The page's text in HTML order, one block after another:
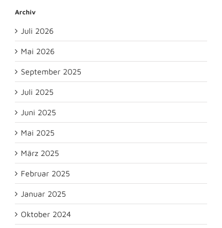
Archiv
Juli 2026
Mai 2026
September 2025
Juli 2025
Juni 2025
Mai 2025
März 2025
Februar 2025
Januar 2025
Oktober 2024